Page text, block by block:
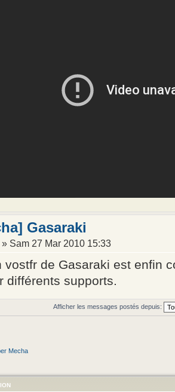
Gasaraki
» Sam 27 Mar 2010 15:33
vostfr de Gasaraki est enfin
différents supports.
Afficher les messages postés depuis:
Mecha